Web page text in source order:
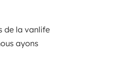
de la vanlife
ayons